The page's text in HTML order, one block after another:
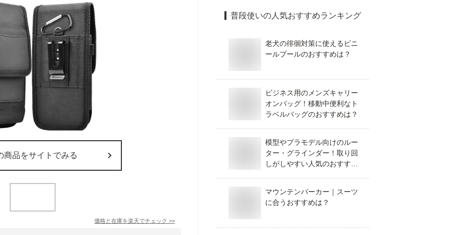
商品をサイトでみる
価格と在庫を楽天でチェック >>
普段使いの人気おすすめランキング
老犬の徘徊対策に使えるビニ
ールプールのおすすめは？
ビジネス用のメンズキャリー
オンバッグ！移動中便利なト
ラベルバッグのおすすめは？
模型やプラモデル向けのルー
ター・グラインダー！取り回
しがしやすい人気のおすすめ
マウンテンパーカー｜スーツ
に合うおすすめは？